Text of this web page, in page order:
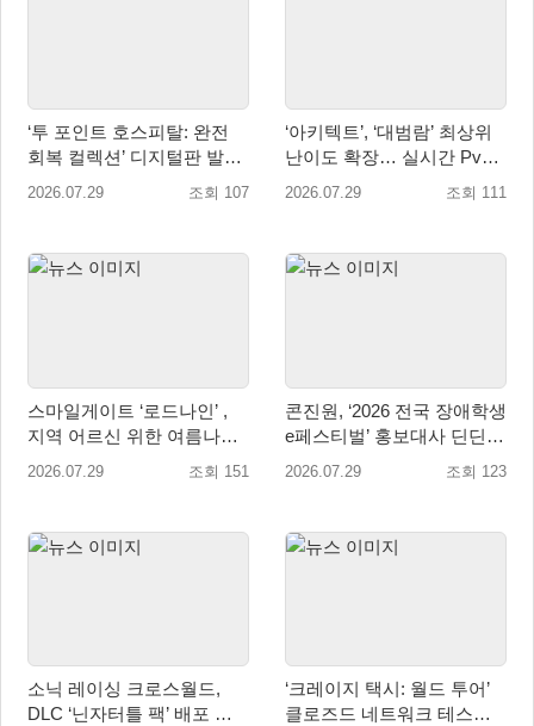
‘투 포인트 호스피탈: 완전
회복 컬렉션’ 디지털판 발매
일 9월 16일(수)로 결정!
2026.07.29 조회 107
‘아키텍트’, ‘대범람’ 최상위
난이도 확장… 실시간 PvP
콘텐츠 ‘격전’ 오픈 예고
2026.07.29 조회 111
스마일게이트 ‘로드나인’ ,
지역 어르신 위한 여름나기
지원 및 기부 캠페인 진행
2026.07.29 조회 151
콘진원, ‘2026 전국 장애학생
e페스티벌’ 홍보대사 딘딘
위촉
2026.07.29 조회 123
소닉 레이싱 크로스월드,
DLC ‘닌자터틀 팩’ 배포 … 4
‘크레이지 택시: 월드 투어’
클로즈드 네트워크 테스트